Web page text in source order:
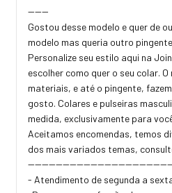
------
Gostou desse modelo e quer de
modelo mas queria outro
Personalize seu estilo aqui na
escolher como quer o seu colar.
materiais, e até o pingente,
gosto. Colares e pulseiras
medida, exclusivamente para
Aceitamos encomendas, temos
dos mais variados temas,
- Atendimento de segunda a